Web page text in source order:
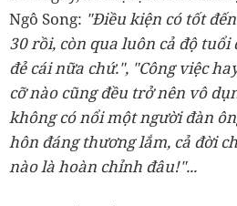
Ngô Song: "Điều kiện có tốt
30 rồi, còn qua luôn cả độ tuổi
đẻ cái nữa chứ.", "Công việc
cỡ nào cũng đều trở nên vô
không có nổi một người đàn
hôn đáng thương lắm, cả đời
nào là hoàn chỉnh đâu!"...